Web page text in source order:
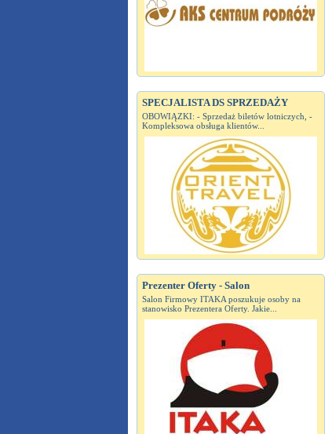
SPECJALISTA DS SPRZEDAŻY
OBOWIĄZKI: - Sprzedaż biletów lotniczych, -
Kompleksowa obsługa klientów...
Prezenter Oferty - Salon
Salon Firmowy ITAKA poszukuje osoby na
stanowisko Prezentera Oferty. Jakie...